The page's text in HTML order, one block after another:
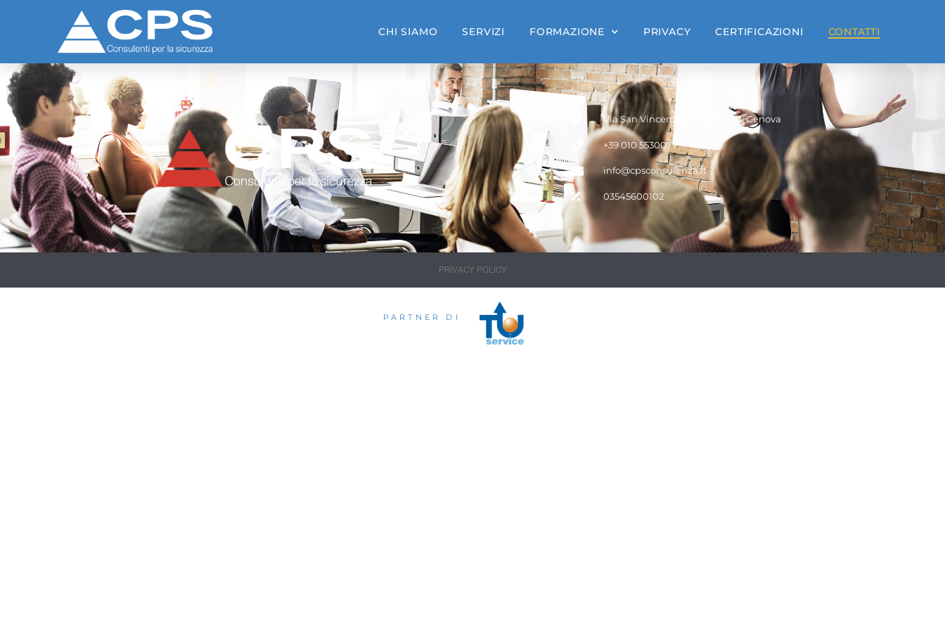
CHI SIAMO SERVIZI FORMAZIONE PRIVACY CERTIFICAZIONI CONTATTI
Via San Vincenzo 1 int. 6 - 16121, Genova
+39 010 5530077
info@cpsconsulenza.it
03545600102
PRIVACY POLICY
PARTNER DI